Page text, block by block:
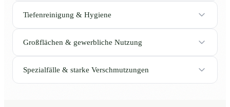
Tiefenreinigung & Hygiene
Großflächen & gewerbliche Nutzung
Spezialfälle & starke Verschmutzungen